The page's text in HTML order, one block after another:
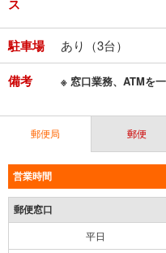
ス
駐車場 あり（3台）
備考 ※ 窓口業務、ATMを
郵便局 郵便
営業時間
郵便窓口
平日